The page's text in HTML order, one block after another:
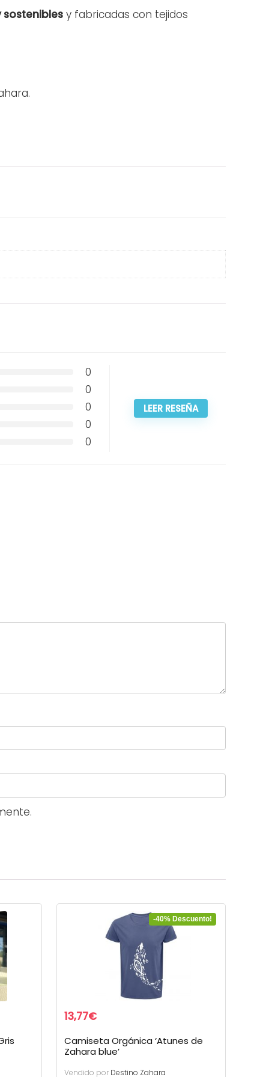
sostenibles y fabricadas con tejidos
0
0
0
0
0
LEER RESEÑA
-40% Descuento!
13,77€
Camiseta Orgánica ‘Atunes de
Zahara blue’
Vendido por Destino Zahara